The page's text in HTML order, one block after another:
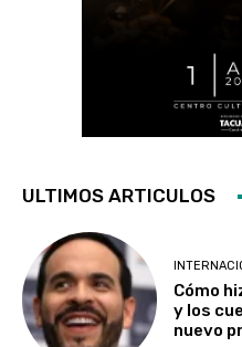
ULTIMOS ARTICULOS
Cómo
y los
nuevo